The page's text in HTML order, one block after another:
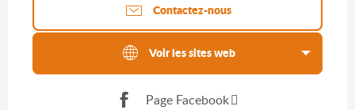
Contactez-nous
Voir les sites web
Page Facebook